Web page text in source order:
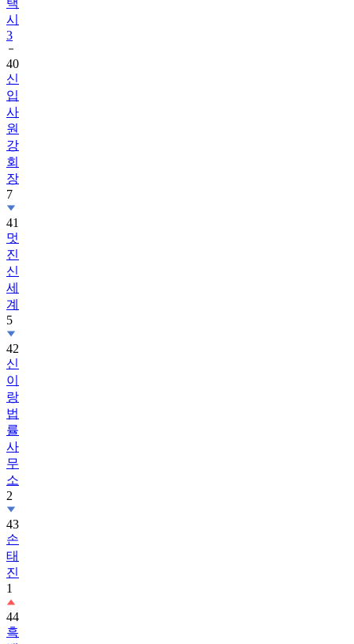
3
40
신
입
사
원
강
회
장
7
41
멋
진
신
세
계
5
42
신
이
랑
법
률
사
무
소
2
43
손
태
진
1
44
흑
백
요